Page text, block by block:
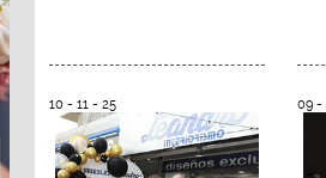
10 - 11 - 25 09 -